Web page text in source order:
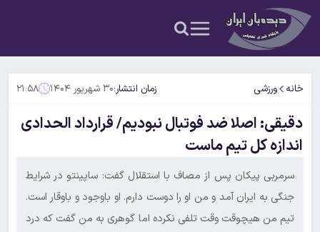
خانه ورزشی زمان انتشار:۳۰ شهریور ۱۴۰۴ ۲۱:۵۸
دقیقی: اصلا ضد فوتبال نبودیم/ قرارداد الحدادی
اندازه کل تیم ماست
سرمربی پیکان پس از مصاف با استقلال گفت: ساپینتو در شرایط
جنگی به ایران آمد و من او را دوست دارم. او باوجود و باوقار است.
تیم من هیچوقت وقت تلفی نکرده اما گوهری به من گفت که درد